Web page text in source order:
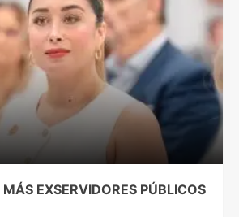
EXSERVIDORES PÚBLICOS